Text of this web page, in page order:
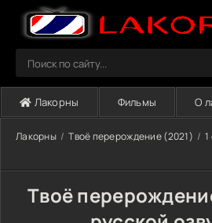
Лакорны Фильмы О
Лакорны Твоё перерождение (2021)
Твоё